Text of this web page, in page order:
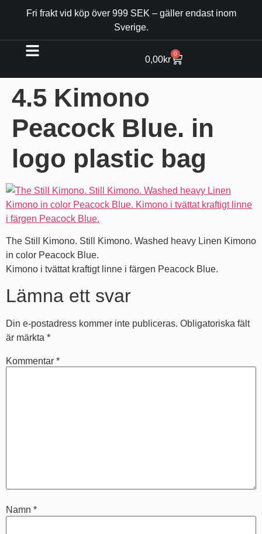
Fri frakt vid köp över 999 SEK – gäller endast inom
Sverige.
0,00kr
0
4.5 Kimono
Peacock Blue. in
logo plastic bag
The Still Kimono. Still Kimono. Washed heavy Linen Kimono
in color Peacock Blue.
Kimono i tvättat kraftigt linne i färgen Peacock Blue.
Lämna ett svar
Din e-postadress kommer inte publiceras. Obligatoriska fält
är märkta *
Kommentar *
Namn *